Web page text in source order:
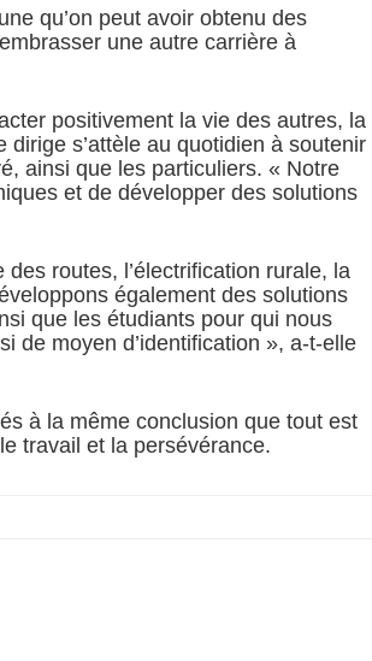
qu’on peut avoir obtenu des
une autre carrière à
positivement la vie des autres, la
dirige s’attèle au quotidien à soutenir
ainsi que les particuliers. « Notre
et de développer des solutions
routes, l’électrification rurale, la
également des solutions
que les étudiants pour qui nous
de moyen d’identification », a-t-elle
à la même conclusion que tout est
travail et la persévérance.